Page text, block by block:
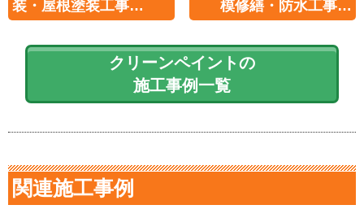
装・屋根塗装工事…
模修繕・防水工事…
クリーンペイントの
施工事例一覧
関連施工事例